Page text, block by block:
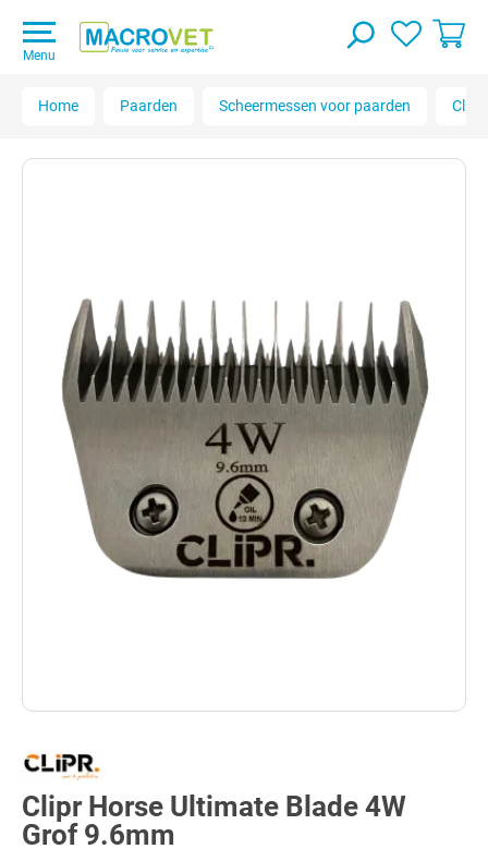
Menu
Home Paarden Scheermessen voor paarden Clipr
Clipr Horse Ultimate Blade 4W
Grof 9.6mm